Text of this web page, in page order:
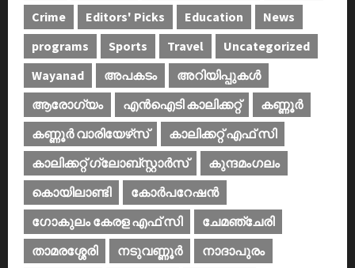
Crime
Editors' Picks Education
News
programs
Sports Travel
Uncategorized
Wayanad
അപകടം
അറിയിപ്പുകള്‍
ആരോഗ്യം
എൻഐടി കാലിക്കറ്റ്
കണ്ണൂര്‍
കണ്ണൂര്‍ വാരിയേഴ്‌സ്
കാലിക്കറ്റ് എഫ് സി
കാലിക്കറ്റ് ഗ്ലോബ്സ്റ്റാർസ്
കുന്ദമംഗലം
കൊയിലാണ്ടി
കോര്‍പറേഷന്‍
ഗോകുലം കേരള എഫ് സി
ചേമഞ്ചേരി
താമരശ്ശേരി
നടുവണ്ണൂര്‍
നാദാപുരം